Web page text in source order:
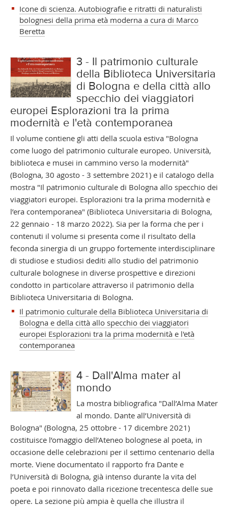
Icone di scienza. Autobiografie e ritratti di naturalisti
bolognesi della prima età moderna a cura di Marco
Beretta
3 - Il patrimonio culturale
della Biblioteca Universitaria
di Bologna e della città allo
specchio dei viaggiatori
europei Esplorazioni tra la prima
modernità e l'età contemporanea
Il volume contiene gli atti della scuola estiva "Bologna
come luogo del patrimonio culturale europeo. Università,
biblioteca e musei in cammino verso la modernità"
(Bologna, 30 agosto - 3 settembre 2021) e il catalogo della
mostra "Il patrimonio culturale di Bologna allo specchio dei
viaggiatori europei. Esplorazioni tra la prima modernità e
l’era contemporanea" (Biblioteca Universitaria di Bologna,
22 gennaio - 18 marzo 2022). Sia per la forma che per i
contenuti il volume si presenta come il risultato della
feconda sinergia di un gruppo fortemente interdisciplinare
di studiose e studiosi dediti allo studio del patrimonio
culturale bolognese in diverse prospettive e direzioni
condotto in particolare attraverso il patrimonio della
Biblioteca Universitaria di Bologna.
Il patrimonio culturale della Biblioteca Universitaria di
Bologna e della città allo specchio dei viaggiatori
europei Esplorazioni tra la prima modernità e l'età
contemporanea
4 - Dall'Alma mater al
mondo
La mostra bibliografica "Dall’Alma Mater
al mondo. Dante all’Università di
Bologna" (Bologna, 25 ottobre - 17 dicembre 2021)
costituisce l’omaggio dell’Ateneo bolognese al poeta, in
occasione delle celebrazioni per il settimo centenario della
morte. Viene documentato il rapporto fra Dante e
l’Università di Bologna, già intenso durante la vita del
poeta e poi rinnovato dalla ricezione trecentesca delle sue
opere. La sezione più ampia è quella che illustra il